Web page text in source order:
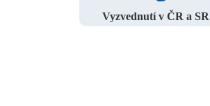
Vyzvednutí v ČR a SR